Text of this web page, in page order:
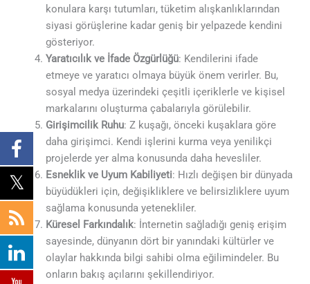
konulara karşı tutumları, tüketim alışkanlıklarından
siyasi görüşlerine kadar geniş bir yelpazede kendini
gösteriyor.
Yaratıcılık ve İfade Özgürlüğü: Kendilerini ifade
etmeye ve yaratıcı olmaya büyük önem verirler. Bu,
sosyal medya üzerindeki çeşitli içeriklerle ve kişisel
markalarını oluşturma çabalarıyla görülebilir.
Girişimcilik Ruhu: Z kuşağı, önceki kuşaklara göre
daha girişimci. Kendi işlerini kurma veya yenilikçi
projelerde yer alma konusunda daha hevesliler.
Esneklik ve Uyum Kabiliyeti: Hızlı değişen bir dünyada
büyüdükleri için, değişikliklere ve belirsizliklere uyum
sağlama konusunda yetenekliler.
Küresel Farkındalık: İnternetin sağladığı geniş erişim
sayesinde, dünyanın dört bir yanındaki kültürler ve
olaylar hakkında bilgi sahibi olma eğilimindeler. Bu
onların bakış açılarını şekillendiriyor.